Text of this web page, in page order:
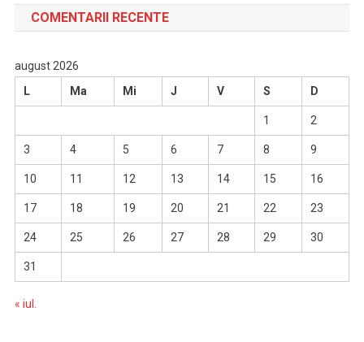
COMENTARII RECENTE
august 2026
L
Ma Mi J V S D
1 2
3 4 5 6 7 8 9
10 11 12 13 14 15 16
17 18 19 20 21 22 23
24 25 26 27 28 29 30
31
« iul.